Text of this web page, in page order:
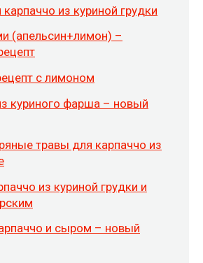
из куриной грудки
(апельсин+лимон) –
с лимоном
куриного фарша – новый
травы для карпаччо из
из куриной грудки и
и сыром – новый